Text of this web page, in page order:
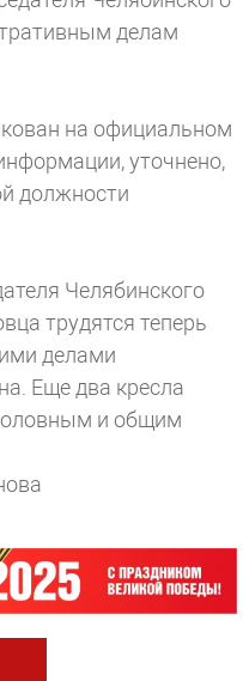
делам
на официальном
уточнено,
должности
Челябинского
трудятся теперь
делами
Еще два кресла
и общим